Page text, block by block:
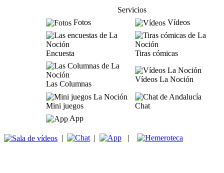
Servicios
Fotos
Vídeos
Encuesta Tiras cómicas
Las Columnas
Vídeos La Noción
Mini juegos
Chat
App
| | |